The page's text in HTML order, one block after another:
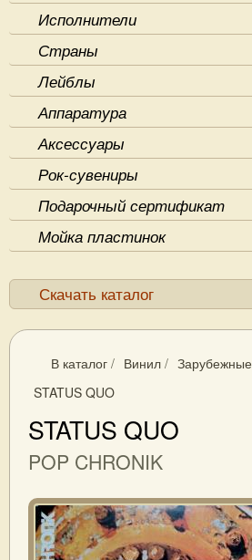
Исполнители
Страны
Лейблы
Аппаратура
Аксессуары
Рок-сувениры
Подарочный сертификат
Мойка пластинок
Скачать каталог
В каталог / Винил /
STATUS QUO
STATUS QUO
POP CHRONIK